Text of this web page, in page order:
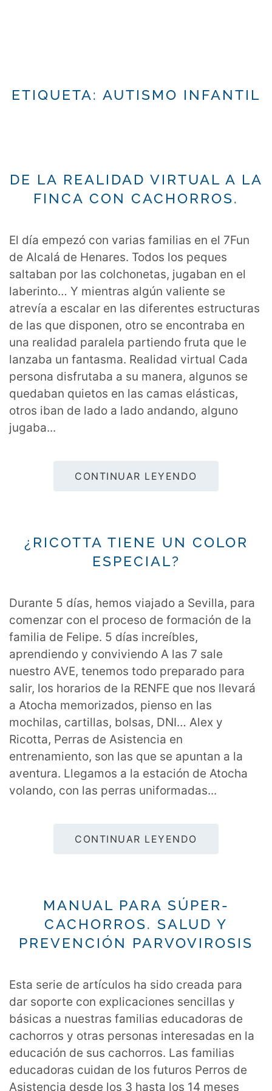
ETIQUETA: AUTISMO INFANTIL
DE LA REALIDAD VIRTUAL A LA
FINCA CON CACHORROS.
El día empezó con varias familias en el 7Fun
de Alcalá de Henares. Todos los peques
saltaban por las colchonetas, jugaban en el
laberinto… Y mientras algún valiente se
atrevía a escalar en las diferentes estructuras
de las que disponen, otro se encontraba en
una realidad paralela partiendo fruta que le
lanzaba un fantasma. Realidad virtual Cada
persona disfrutaba a su manera, algunos se
quedaban quietos en las camas elásticas,
otros iban de lado a lado andando, alguno
jugaba...
CONTINUAR LEYENDO
¿RICOTTA TIENE UN COLOR
ESPECIAL?
Durante 5 días, hemos viajado a Sevilla, para
comenzar con el proceso de formación de la
familia de Felipe. 5 días increíbles,
aprendiendo y conviviendo A las 7 sale
nuestro AVE, tenemos todo preparado para
salir, los horarios de la RENFE que nos llevará
a Atocha memorizados, pienso en las
mochilas, cartillas, bolsas, DNI… Alex y
Ricotta, Perras de Asistencia en
entrenamiento, son las que se apuntan a la
aventura. Llegamos a la estación de Atocha
volando, con las perras uniformadas...
CONTINUAR LEYENDO
MANUAL PARA SÚPER-
CACHORROS. SALUD Y
PREVENCIÓN PARVOVIROSIS
Esta serie de artículos ha sido creada para
dar soporte con explicaciones sencillas y
básicas a nuestras familias educadoras de
cachorros y otras personas interesadas en la
educación de sus cachorros. Las familias
educadoras cuidan de los futuros Perros de
Asistencia desde los 3 hasta los 14 meses